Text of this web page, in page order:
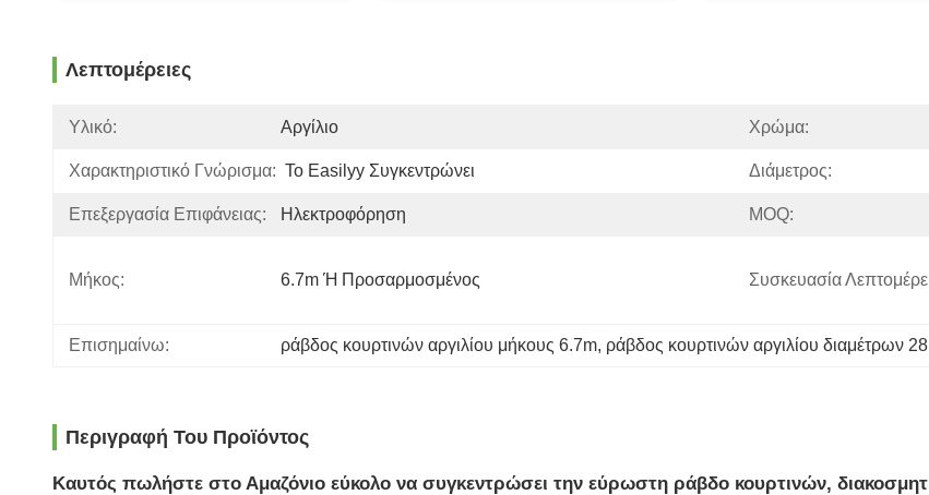
Λεπτομέρειες
Υλικό: Αργίλιο Χρώμα:
Χαρακτηριστικό Γνώρισμα: Το Easilyy Συγκεντρώνει Διάμετρος:
Επεξεργασία Επιφάνειας: Ηλεκτροφόρηση MOQ:
Μήκος: 6.7m Ή Προσαρμοσμένος Συσκευασία
Επισημαίνω: ράβδος κουρτινών αργιλίου μήκους 6.7m, ράβδος κουρτινών αργιλίου διαμέτρων
Περιγραφή Του Προϊόντος
Καυτός πωλήστε στο Αμαζόνιο εύκολο να συγκεντρώσει την εύρωστη ράβδο κουρτινών,